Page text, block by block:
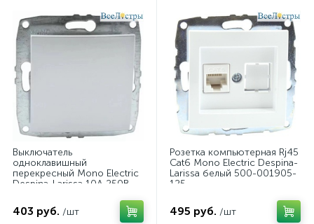
Выключатель
одноклавишный
перекресный Mono Electric
Despina-Larissa 10А 250В
000125-112
403 руб. /шт
Розетка компьютерная Rj45
Cat6 Mono Electric Despina-
Larissa белый 500-001905-
125
495 руб. /шт